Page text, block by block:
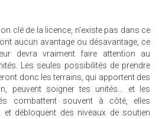
clé de la licence, n'existe pas dans ce
aucun avantage ou désavantage, ce
devra vraiment faire attention au
Les seules possibilités de prendre
donc les terrains, qui apportent des
peuvent soigner tes unités... et les
combattent souvent à côté, elles
et débloquent des niveaux de soutien